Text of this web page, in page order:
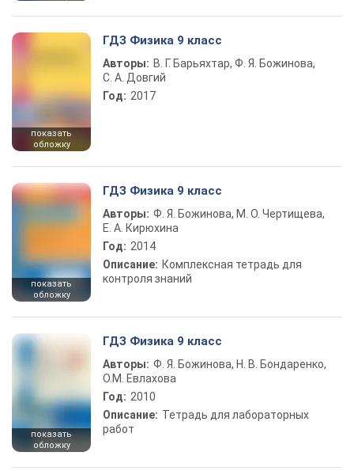
показать
обложку
ГДЗ Физика 9 класс
Авторы: В. Г. Барьяхтар, Ф. Я. Божинова,
С. А. Довгий
Год: 2017
показать
обложку
ГДЗ Физика 9 класс
Авторы: Ф. Я. Божинова, М. О. Чертищева,
Е. А. Кирюхина
Год: 2014
Описание: Комплексная тетрадь для
контроля знаний
показать
обложку
ГДЗ Физика 9 класс
Авторы: Ф. Я. Божинова, Н. В. Бондаренко,
О.М. Евлахова
Год: 2010
Описание: Тетрадь для лабораторных
работ